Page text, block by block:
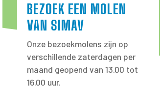
BEZOEK EEN MOLEN
VAN SIMAV
Onze bezoekmolens zijn op
verschillende zaterdagen per
maand geopend van 13.00 tot
16.00 uur.